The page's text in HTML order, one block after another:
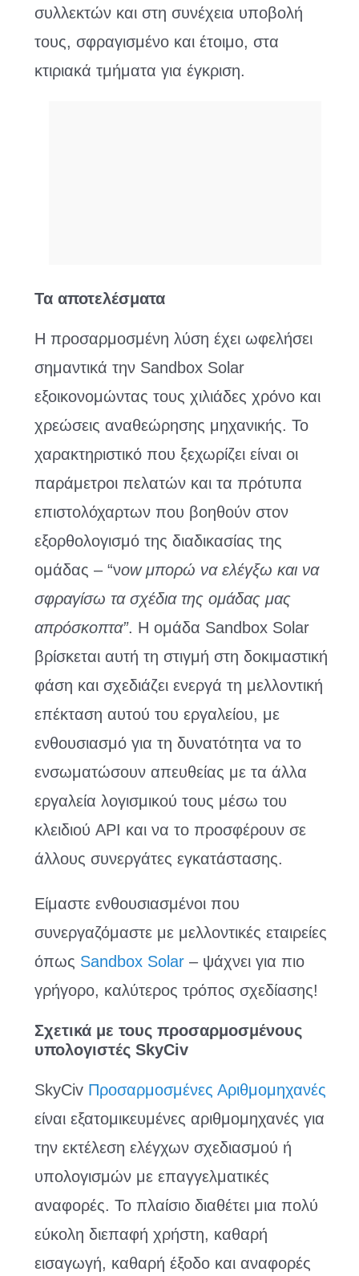
συλλεκτών και στη συνέχεια υποβολή
τους, σφραγισμένο και έτοιμο, στα
κτιριακά τμήματα για έγκριση.
Τα αποτελέσματα
Η προσαρμοσμένη λύση έχει ωφελήσει
σημαντικά την Sandbox Solar
εξοικονομώντας τους χιλιάδες χρόνο και
χρεώσεις αναθεώρησης μηχανικής. Το
χαρακτηριστικό που ξεχωρίζει είναι οι
παράμετροι πελατών και τα πρότυπα
επιστολόχαρτων που βοηθούν στον
εξορθολογισμό της διαδικασίας της
ομάδας – “νow μπορώ να ελέγξω και να
σφραγίσω τα σχέδια της ομάδας μας
απρόσκοπτα”. Η ομάδα Sandbox Solar
βρίσκεται αυτή τη στιγμή στη δοκιμαστική
φάση και σχεδιάζει ενεργά τη μελλοντική
επέκταση αυτού του εργαλείου, με
ενθουσιασμό για τη δυνατότητα να το
ενσωματώσουν απευθείας με τα άλλα
εργαλεία λογισμικού τους μέσω του
κλειδιού API και να το προσφέρουν σε
άλλους συνεργάτες εγκατάστασης.
Είμαστε ενθουσιασμένοι που
συνεργαζόμαστε με μελλοντικές εταιρείες
όπως Sandbox Solar– ψάχνει για πιο
γρήγορο, καλύτερος τρόπος σχεδίασης!
Σχετικά με τους προσαρμοσμένους
υπολογιστές SkyCiv
SkyCiv Προσαρμοσμένες Αριθμομηχανές
είναι εξατομικευμένες αριθμομηχανές για
την εκτέλεση ελέγχων σχεδιασμού ή
υπολογισμών με επαγγελματικές
αναφορές. Το πλαίσιο διαθέτει μια πολύ
εύκολη διεπαφή χρήστη, καθαρή
εισαγωγή, καθαρή έξοδο και αναφορές